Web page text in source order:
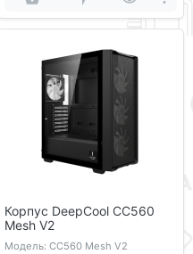
Корпус DeepCool CC560
Mesh V2
Модель: CC560 Mesh V2